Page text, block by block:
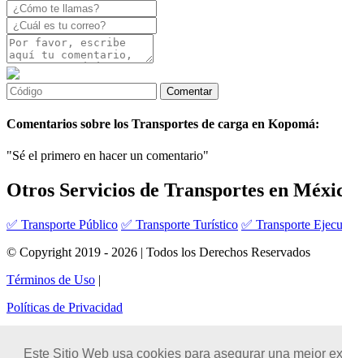
Este Sitio Web usa cookies para asegurar una mejor
Comentarios sobre los Transportes de carga en Kopomá:
"Sé el primero en hacer un comentario"
Otros Servicios de Transportes en
✅ Transporte Público ✅ Transporte Turístico ✅ Transporte
© Copyright 2019 - 2026 | Todos los Derechos Reservados
Términos de Uso |
Políticas de Privacidad